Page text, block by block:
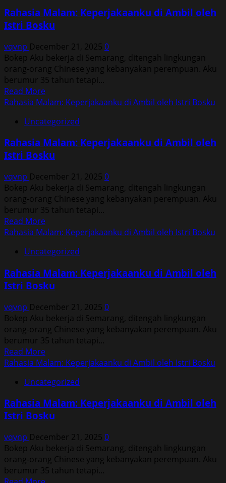
Keperjakaanku
di
oleh
Istri
Bosku
Rahasia Malam: Keperjakaanku di Ambil oleh
Istri Bosku
vqvnp December 21, 2025 0
Bokep Aku bekerja di Semarang, ditengah lingkungan
orang-orang Chinese yang kebanyakan perempuan. Aku
berumur 35 tahun tetapi...
Read MoreRead
more
Rahasia
Keperjakaanku
di
oleh
Istri
Bosku
Rahasia Malam: Keperjakaanku di Ambil oleh Istri Bosku
Uncategorized
Rahasia Malam: Keperjakaanku di Ambil oleh
Istri Bosku
vqvnp December 21, 2025 0
Bokep Aku bekerja di Semarang, ditengah lingkungan
orang-orang Chinese yang kebanyakan perempuan. Aku
berumur 35 tahun tetapi...
Read MoreRead
more
Rahasia
Keperjakaanku
di
oleh
Istri
Bosku
Rahasia Malam: Keperjakaanku di Ambil oleh Istri Bosku
Uncategorized
Rahasia Malam: Keperjakaanku di Ambil oleh
Istri Bosku
vqvnp December 21, 2025 0
Bokep Aku bekerja di Semarang, ditengah lingkungan
orang-orang Chinese yang kebanyakan perempuan. Aku
berumur 35 tahun tetapi...
Read MoreRead
more
Rahasia
Keperjakaanku
di
oleh
Istri
Bosku
Rahasia Malam: Keperjakaanku di Ambil oleh Istri Bosku
Uncategorized
Rahasia Malam: Keperjakaanku di Ambil oleh
Istri Bosku
vqvnp December 21, 2025 0
Bokep Aku bekerja di Semarang, ditengah lingkungan
orang-orang Chinese yang kebanyakan perempuan. Aku
berumur 35 tahun tetapi...